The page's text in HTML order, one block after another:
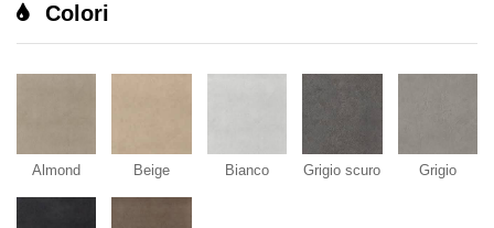
Colori
Almond Beige Bianco Grigio scuro Grigio